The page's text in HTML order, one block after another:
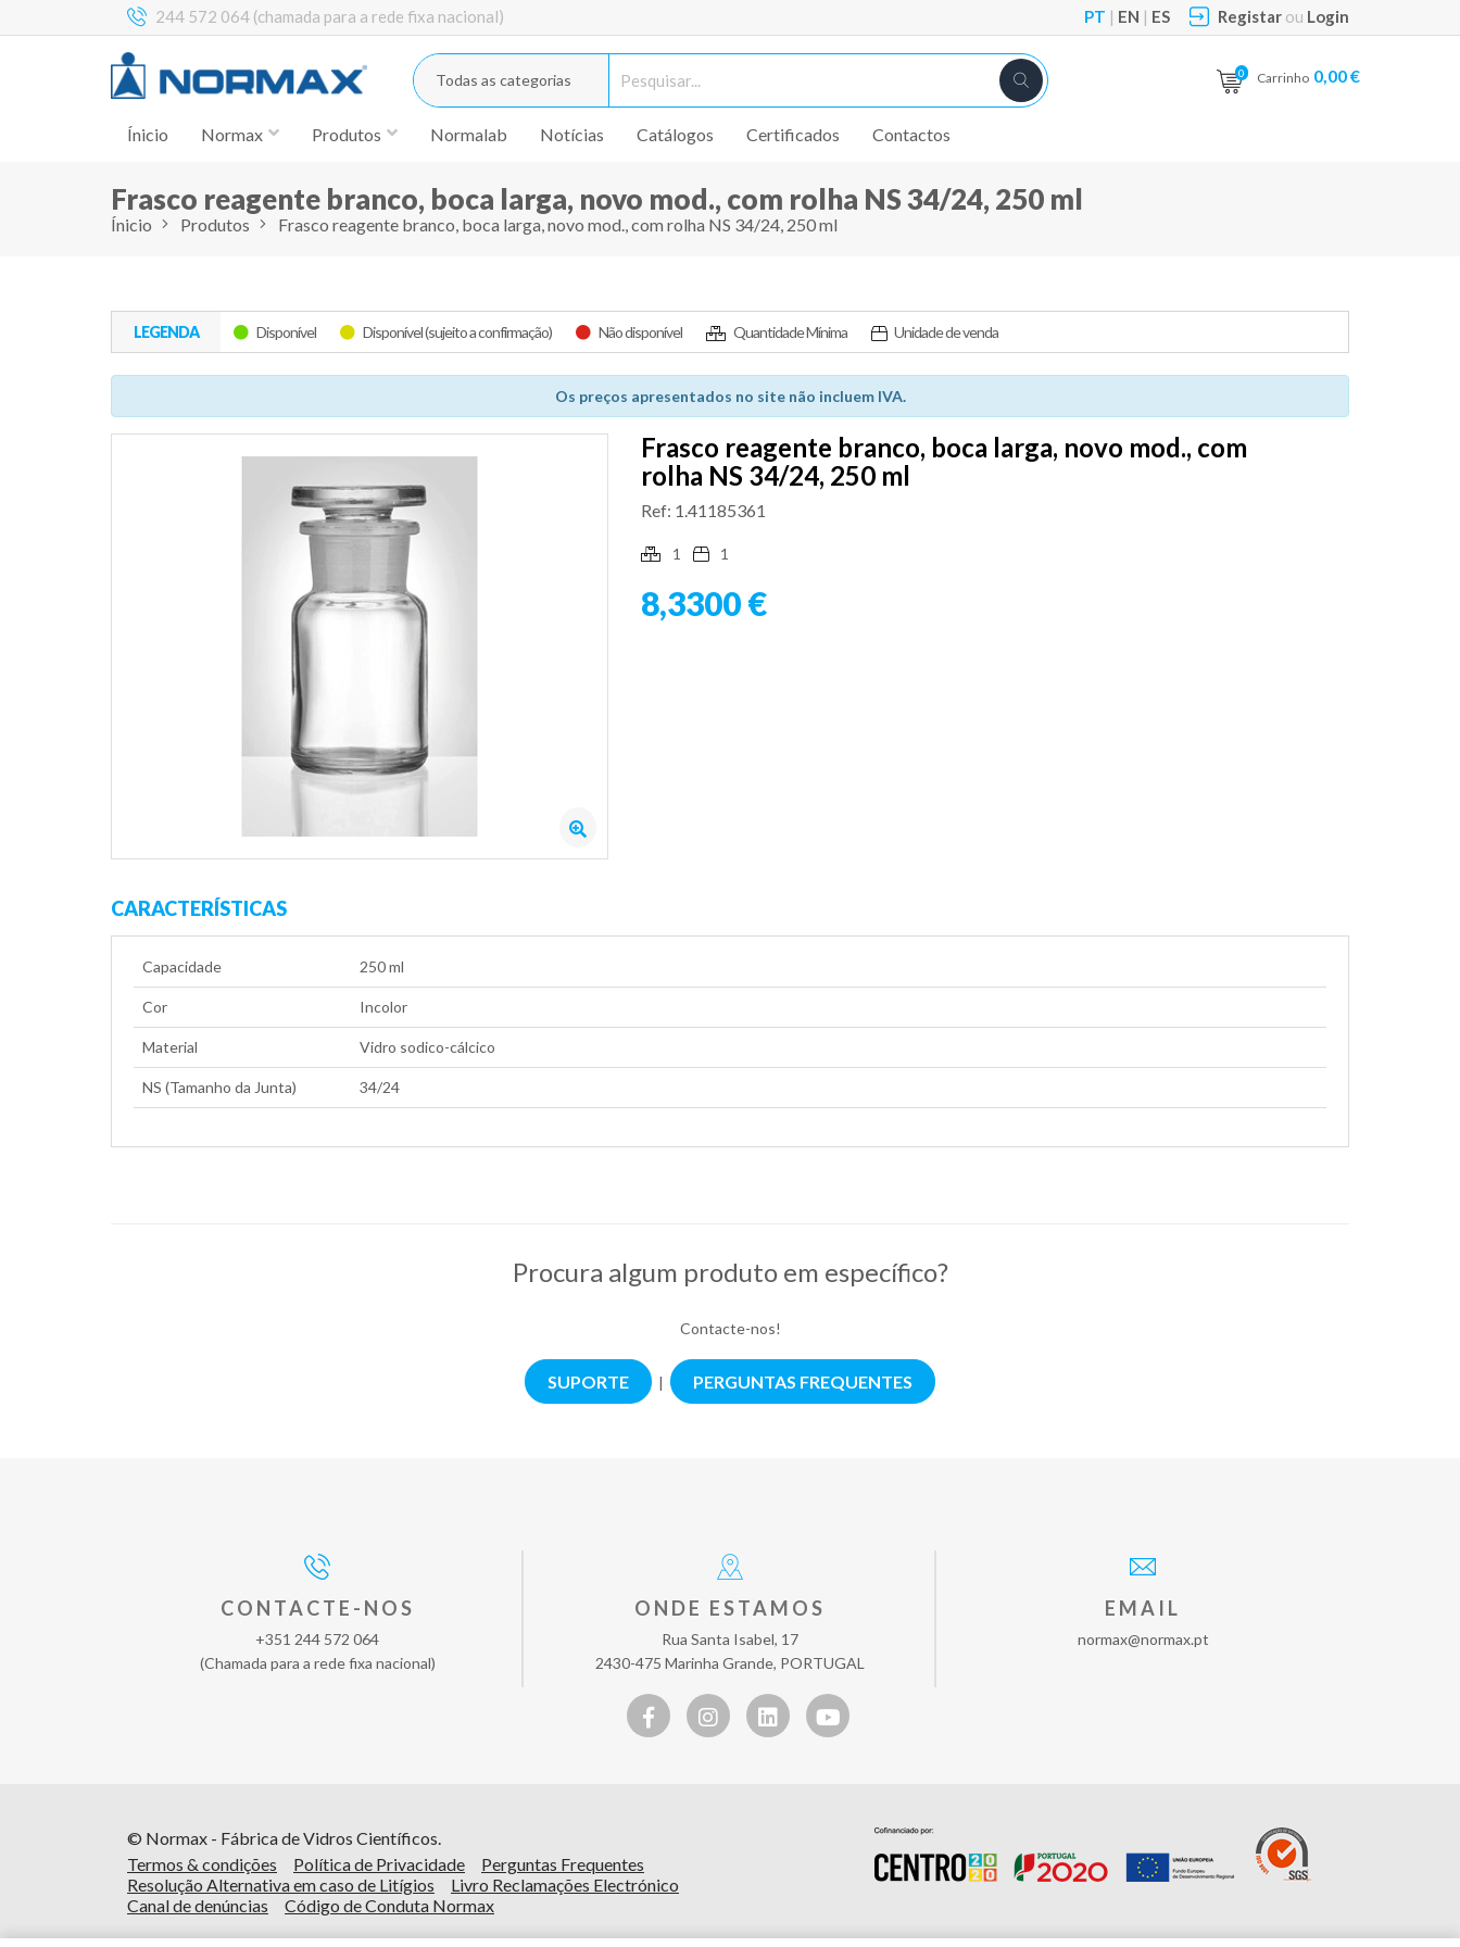
244 572 064 (chamada para a rede fixa nacional) PT | EN | ES Registar ou Login
0 Carrinho 0,00 €
Todas as categorias
Ínicio Normax Produtos Normalab Notícias Catálogos Certificados Contactos
Frasco reagente branco, boca larga, novo mod., com rolha NS 34/24, 250 ml
Ínicio Produtos Frasco reagente branco, boca larga, novo mod., com rolha NS 34/24, 250 ml
LEGENDA Disponível Disponível (sujeito a confirmação) Não disponível Quantidade Mínima Unidade de venda
Os preços apresentados no site não incluem IVA.
Frasco reagente branco, boca larga, novo mod., com
rolha NS 34/24, 250 ml
Ref: 1.41185361
1 1
8,3300 €
CARACTERÍSTICAS
Capacidade 250 ml
Cor Incolor
Material Vidro sodico-cálcico
NS (Tamanho da Junta) 34/24
Procura algum produto em específico?
Contacte-nos!
SUPORTE PERGUNTAS FREQUENTES
CONTACTE-NOS
+351 244 572 064
(Chamada para a rede fixa nacional)
ONDE ESTAMOS
Rua Santa Isabel, 17
2430-475 Marinha Grande, PORTUGAL
EMAIL
normax@normax.pt
© Normax - Fábrica de Vidros Científicos.
Termos & condições
Política de Privacidade
Perguntas Frequentes
Resolução Alternativa em caso de Litígios
Livro Reclamações Electrónico
Canal de denúncias
Código de Conduta Normax